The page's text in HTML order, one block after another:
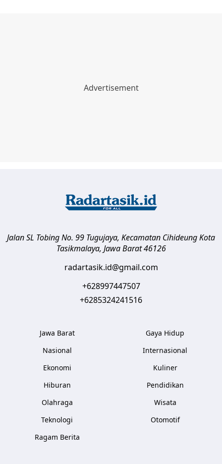
Jalan SL Tobing No. 99 Tugujaya, Kecamatan CihideungKota
Tasikmalaya, Jawa Barat 46126
radartasik.id@gmail.com
+628997447507
+6285324241516
Jawa Barat
Nasional
Ekonomi
Hiburan
Olahraga
Teknologi
Ragam Berita
Gaya Hidup
Internasional
Kuliner
Pendidikan
Wisata
Otomotif